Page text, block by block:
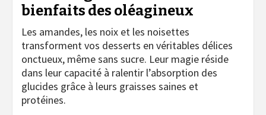
bienfaits des oléagineux
Les amandes, les noix et les noisettes
transforment vos desserts en véritables délices
onctueux, même sans sucre. Leur magie réside
dans leur capacité à ralentir l’absorption des
glucides grâce à leurs graisses saines et
protéines.